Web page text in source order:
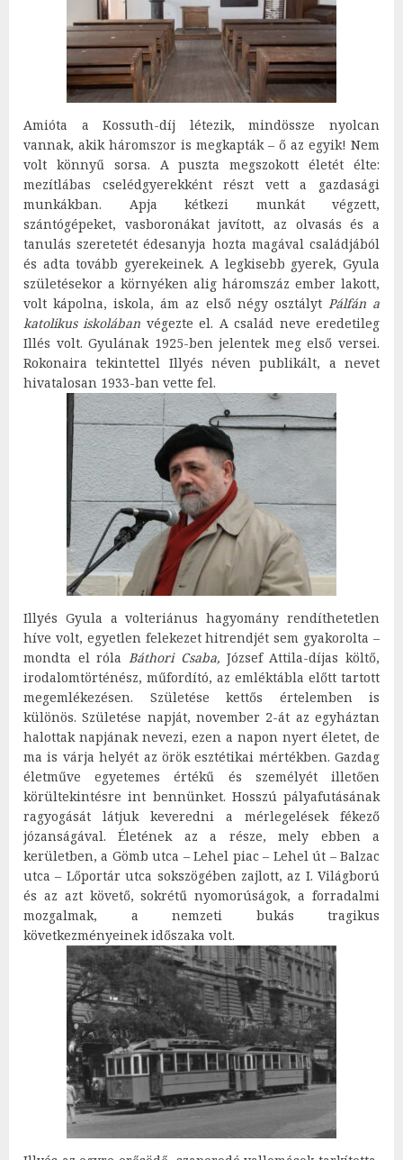
Amióta a Kossuth-díj létezik, mindössze nyolcan
vannak, akik háromszor is megkapták – ő az egyik! Nem
volt könnyű sorsa. A puszta megszokott életét élte:
mezítlábas cselédgyerekként részt vett a gazdasági
munkákban. Apja kétkezi munkát végzett,
szántógépeket, vasboronákat javított, az olvasás és a
tanulás szeretetét édesanyja hozta magával családjából
és adta tovább gyerekeinek. A legkisebb gyerek, Gyula
születésekor a környéken alig háromszáz ember lakott,
volt kápolna, iskola, ám az első négy osztályt Pálfán a
katolikus iskolában végezte el. A család neve eredetileg
Illés volt. Gyulának 1925-ben jelentek meg első versei.
Rokonaira tekintettel Illyés néven publikált, a nevet
hivatalosan 1933-ban vette fel.
Illyés Gyula a volteriánus hagyomány rendíthetetlen
híve volt, egyetlen felekezet hitrendjét sem gyakorolta –
mondta el róla Báthori Csaba,József Attila-díjas költő,
irodalomtörténész, műfordító, az emléktábla előtt tartott
megemlékezésen. Születése kettős értelemben is
különös. Születése napját, november 2-át az egyháztan
halottak napjának nevezi, ezen a napon nyert életet, de
ma is várja helyét az örök esztétikai mértékben. Gazdag
életműve egyetemes értékű és személyét illetően
körültekintésre int bennünket. Hosszú pályafutásának
ragyogását látjuk keveredni a mérlegelések fékező
józanságával. Életének az a része, mely ebben a
kerületben, a Gömb utca – Lehel piac – Lehel út – Balzac
utca – Lőportár utca sokszögében zajlott, az I. Világború
és az azt követő, sokrétű nyomorúságok, a forradalmi
mozgalmak, a nemzeti bukás tragikus
következményeinek időszaka volt.